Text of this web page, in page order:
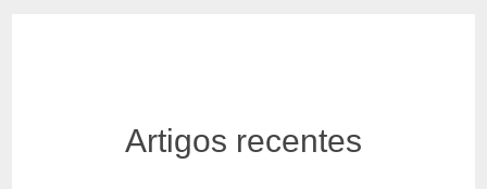
Artigos recentes